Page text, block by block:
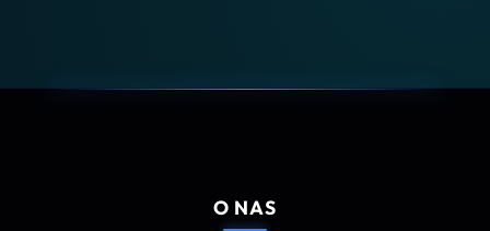
O NAS